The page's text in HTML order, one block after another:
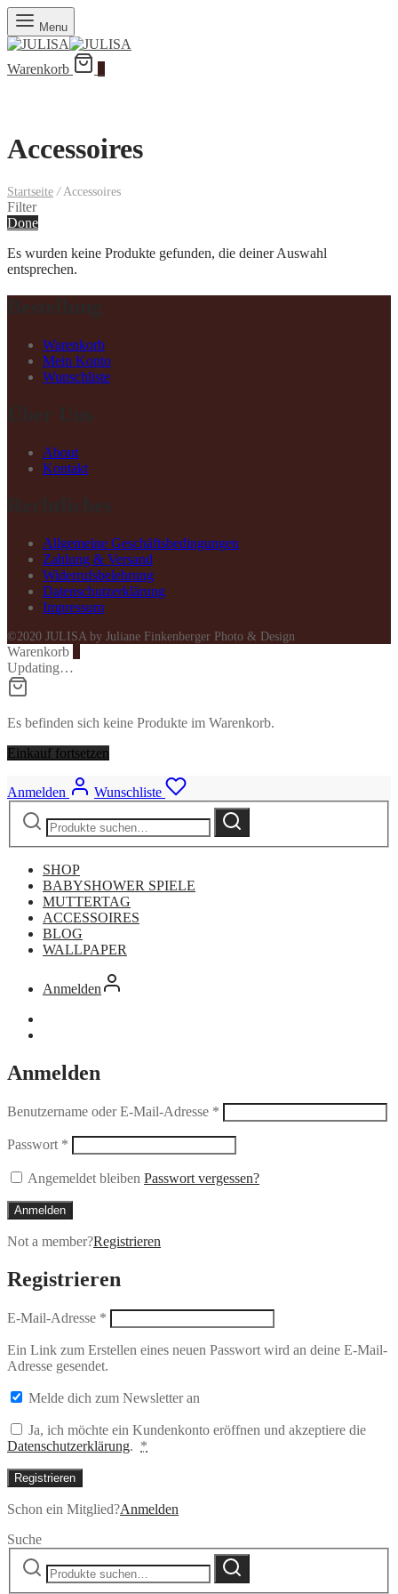
Menu
Warenkorb
Accessoires
Startseite /Accessoires
Filter
Done
Es wurden keine Produkte gefunden, die deiner Auswahl
entsprechen.
Warenkorb
Mein Konto
Wunschliste
About
Kontakt
Allgemeine Geschäftsbedingungen
Zahlung & Versand
Widerrufsbelehrung
Datenschutzerklärung
Impressum
©2020 JULISA by Juliane Finkenberger Photo & Design
Warenkorb
Updating…
Es befinden sich keine Produkte im Warenkorb.
Einkauf fortsetzen
Anmelden
Wunschliste
Suche
nach:
Suche
SHOP
BABYSHOWER SPIELE
MUTTERTAG
ACCESSOIRES
BLOG
WALLPAPER
Anmelden
Anmelden
Benutzername oder E-Mail-Adresse *
Passwort *
Angemeldet bleiben Passwort vergessen?
Anmelden
Not a member?Registrieren
Registrieren
E-Mail-Adresse *
Ein Link zum Erstellen eines neuen Passwort wird an deine E-Mail-
Adresse gesendet.
Melde dich zum Newsletter an
Ja, ich möchte ein Kundenkonto eröffnen und akzeptiere die
Datenschutzerklärung. *
Registrieren
Schon ein Mitglied?Anmelden
Suche
Suche
nach:
Suche